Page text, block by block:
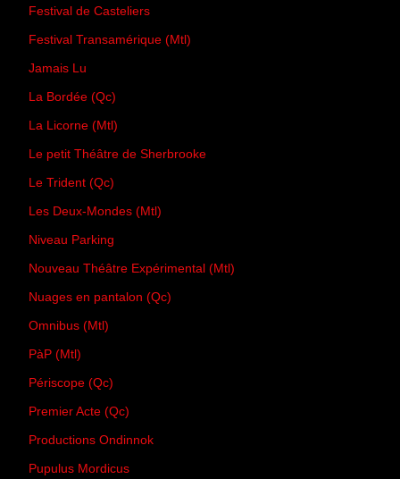
Festival de Casteliers
Festival Transamérique (Mtl)
Jamais Lu
La Bordée (Qc)
La Licorne (Mtl)
Le petit Théâtre de Sherbrooke
Le Trident (Qc)
Les Deux-Mondes (Mtl)
Niveau Parking
Nouveau Théâtre Expérimental (Mtl)
Nuages en pantalon (Qc)
Omnibus (Mtl)
PàP (Mtl)
Périscope (Qc)
Premier Acte (Qc)
Productions Ondinnok
Pupulus Mordicus